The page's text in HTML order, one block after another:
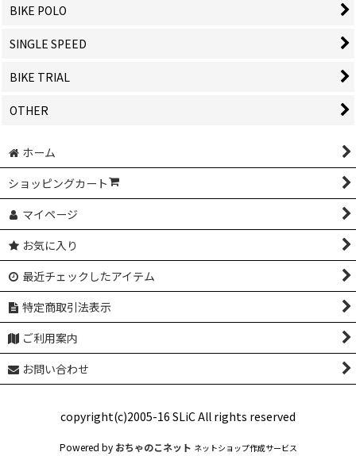
BIKE POLO
SINGLE SPEED
BIKE TRIAL
OTHER
ホーム
ショッピングカート
マイページ
お気に入り
最近チェックしたアイテム
特定商取引法表示
ご利用案内
お問い合わせ
copyright(c)2005-16 SLiC All rights reserved
Powered by おちゃのこネット ネットショップ作成サービス